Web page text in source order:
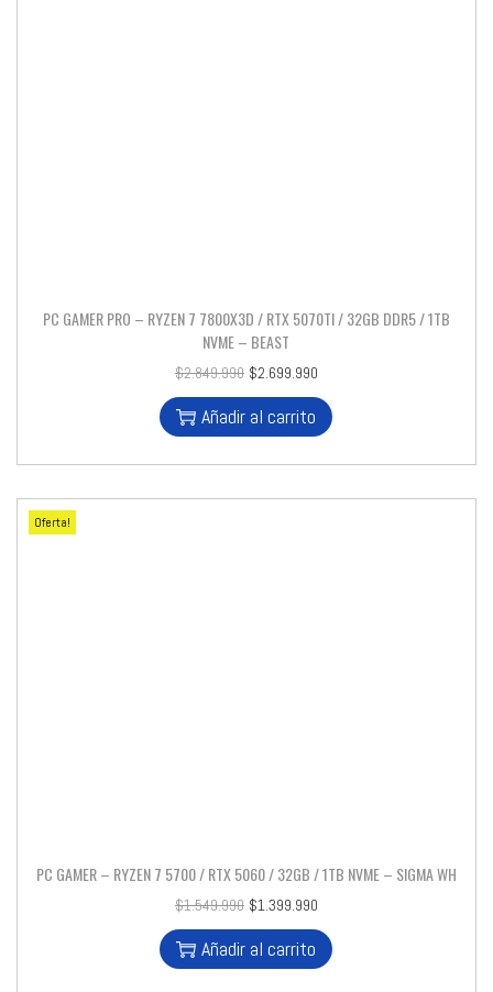
PC GAMER PRO – RYZEN 7 7800X3D / RTX 5070TI / 32GB DDR5 / 1TB
NVME – BEAST
$2.849.990 $2.699.990
Añadir al carrito
Oferta!
PC GAMER – RYZEN 7 5700 / RTX 5060 / 32GB / 1TB NVME – SIGMA WH
$1.549.990 $1.399.990
Añadir al carrito